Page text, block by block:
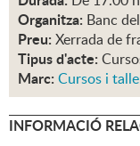
Organitza: Banc
Preu: Xerrada de
Tipus d'acte:
Marc: Cursos i
INFORMACIÓ